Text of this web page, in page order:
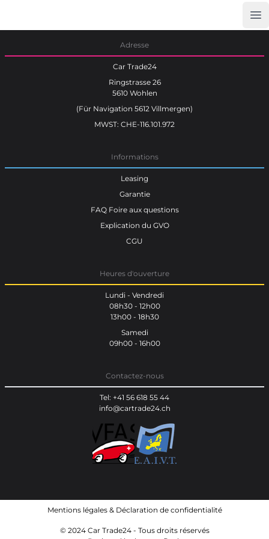
Adresse
Car Trade24
Ringstrasse 26
5610 Wohlen
(Für Navigation 5612 Villmergen)
MWST: CHE-116.101.972
Informations
Leasing
Garantie
FAQ Foire aux questions
Explication du GVO
CGU
Heures d'ouverture
Lundi - Vendredi
08h30 - 12h00
13h00 - 18h30
Samedi
09h00 - 16h00
Contactez-nous
Tel: +41 56 618 55 44
info@cartrade24.ch
Mentions légales& Déclaration de confidentialité
© 2024 Car Trade24 - Tous droits réservés